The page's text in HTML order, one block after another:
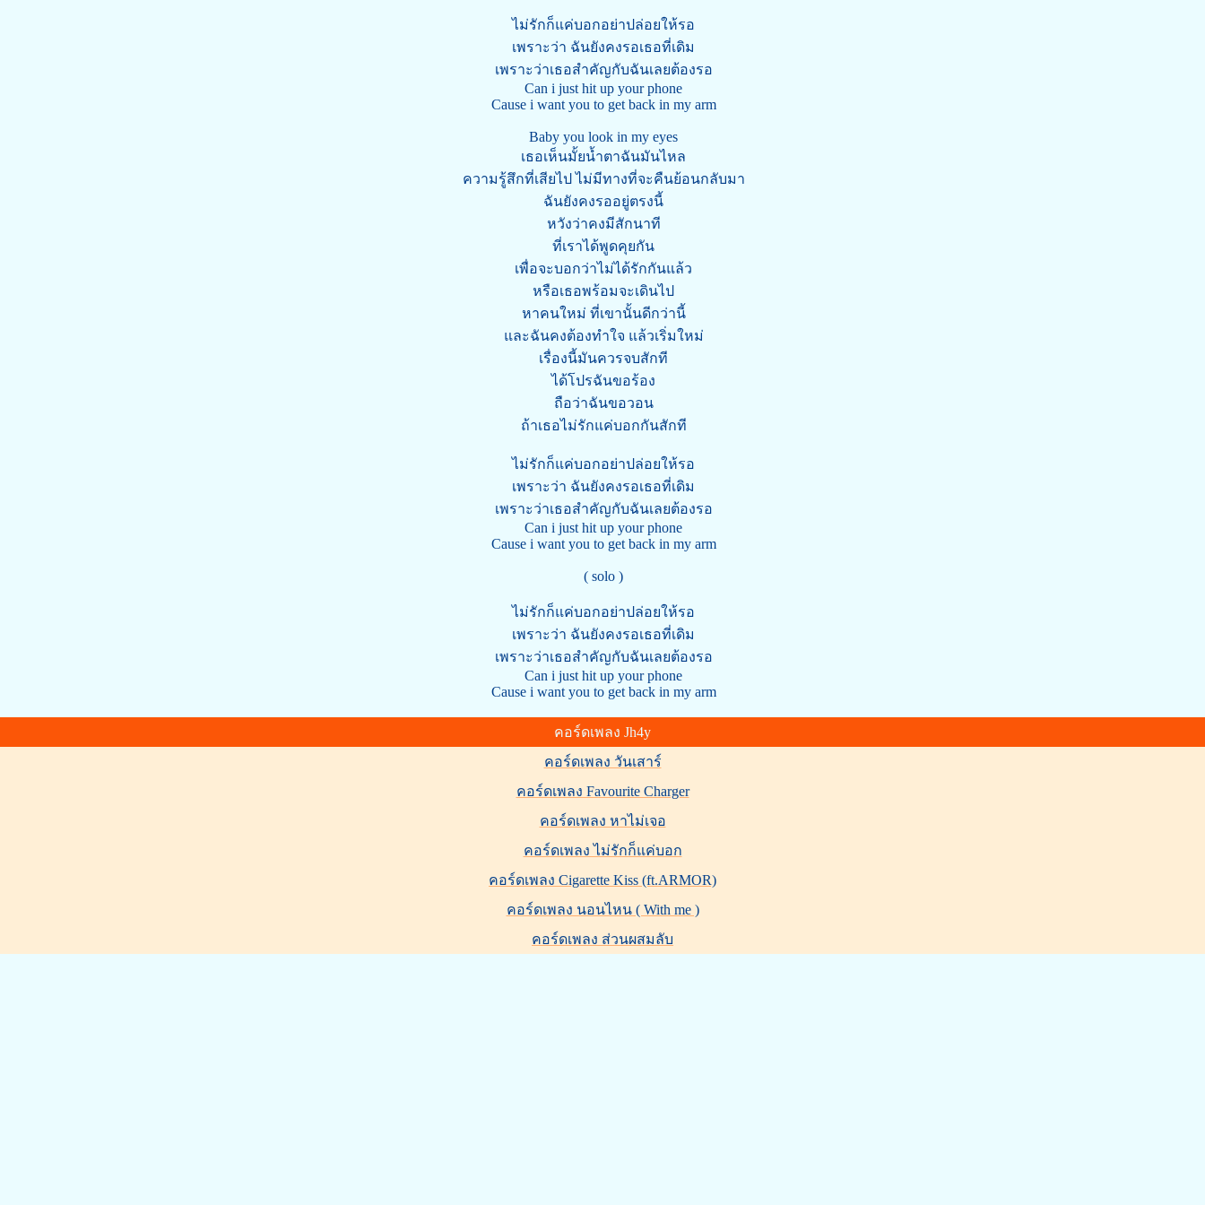
ไม่รักก็แค่บอกอย่าปล่อยให้รอ
เพราะว่า ฉันยังคงรอเธอที่เดิม
เพราะว่าเธอสำคัญกับฉันเลยต้องรอ
Can i just hit up your phone
Cause i want you to get back in my arm
Baby you look in my eyes
เธอเห็นมั้ยน้ำตาฉันมันไหล
ความรู้สึกที่เสียไป ไม่มีทางที่จะคืนย้อนกลับมา
ฉันยังคงรออยู่ตรงนี้
หวังว่าคงมีสักนาที
ที่เราได้พูดคุยกัน
เพื่อจะบอกว่าไม่ได้รักกันแล้ว
หรือเธอพร้อมจะเดินไป
หาคนใหม่ ที่เขานั้นดีกว่านี้
และฉันคงต้องทำใจ แล้วเริ่มใหม่
เรื่องนี้มันควรจบสักที
ได้โปรฉันขอร้อง
ถือว่าฉันขอวอน
ถ้าเธอไม่รักแค่บอกกันสักที
ไม่รักก็แค่บอกอย่าปล่อยให้รอ
เพราะว่า ฉันยังคงรอเธอที่เดิม
เพราะว่าเธอสำคัญกับฉันเลยต้องรอ
Can i just hit up your phone
Cause i want you to get back in my arm
( solo )
ไม่รักก็แค่บอกอย่าปล่อยให้รอ
เพราะว่า ฉันยังคงรอเธอที่เดิม
เพราะว่าเธอสำคัญกับฉันเลยต้องรอ
Can i just hit up your phone
Cause i want you to get back in my arm
คอร์ดเพลง Jh4y
คอร์ดเพลง วันเสาร์
คอร์ดเพลง Favourite Charger
คอร์ดเพลง หาไม่เจอ
คอร์ดเพลง ไม่รักก็แค่บอก
คอร์ดเพลง Cigarette Kiss (ft.ARMOR)
คอร์ดเพลง นอนไหน ( With me )
คอร์ดเพลง ส่วนผสมลับ